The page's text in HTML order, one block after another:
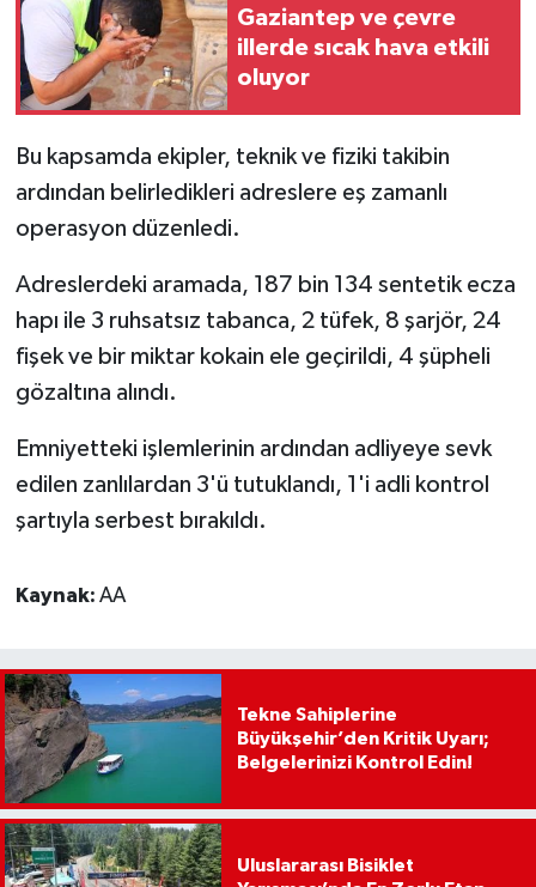
Gaziantep ve çevre
illerde sıcak hava etkili
oluyor
Bu kapsamda ekipler, teknik ve fiziki takibin
ardından belirledikleri adreslere eş zamanlı
operasyon düzenledi.
Adreslerdeki aramada, 187 bin 134 sentetik ecza
hapı ile 3 ruhsatsız tabanca, 2 tüfek, 8 şarjör, 24
fişek ve bir miktar kokain ele geçirildi, 4 şüpheli
gözaltına alındı.
Emniyetteki işlemlerinin ardından adliyeye sevk
edilen zanlılardan 3'ü tutuklandı, 1'i adli kontrol
şartıyla serbest bırakıldı.
Kaynak: AA
Tekne Sahiplerine
Büyükşehir’den Kritik Uyarı;
Belgelerinizi Kontrol Edin!
Uluslararası Bisiklet